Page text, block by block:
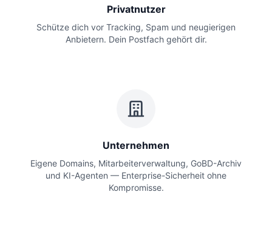
Privatnutzer
Schütze dich vor Tracking, Spam und neugierigen
Anbietern. Dein Postfach gehört dir.
Unternehmen
Eigene Domains, Mitarbeiterverwaltung, GoBD-Archiv
und KI-Agenten — Enterprise-Sicherheit ohne
Kompromisse.